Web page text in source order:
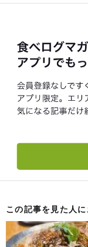
この記事を見た人